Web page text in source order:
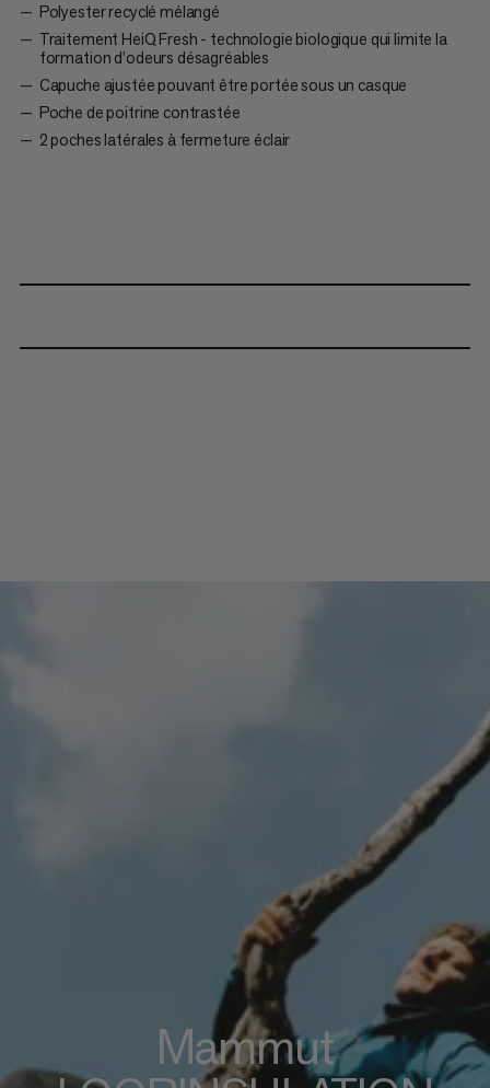
Polyester recyclé mélangé
Traitement HeiQ Fresh - technologie biologique qui limite la
formation d’odeurs désagréables
Capuche ajustée pouvant être portée sous un casque
Poche de poitrine contrastée
2 poches latérales à fermeture éclair
Mammut